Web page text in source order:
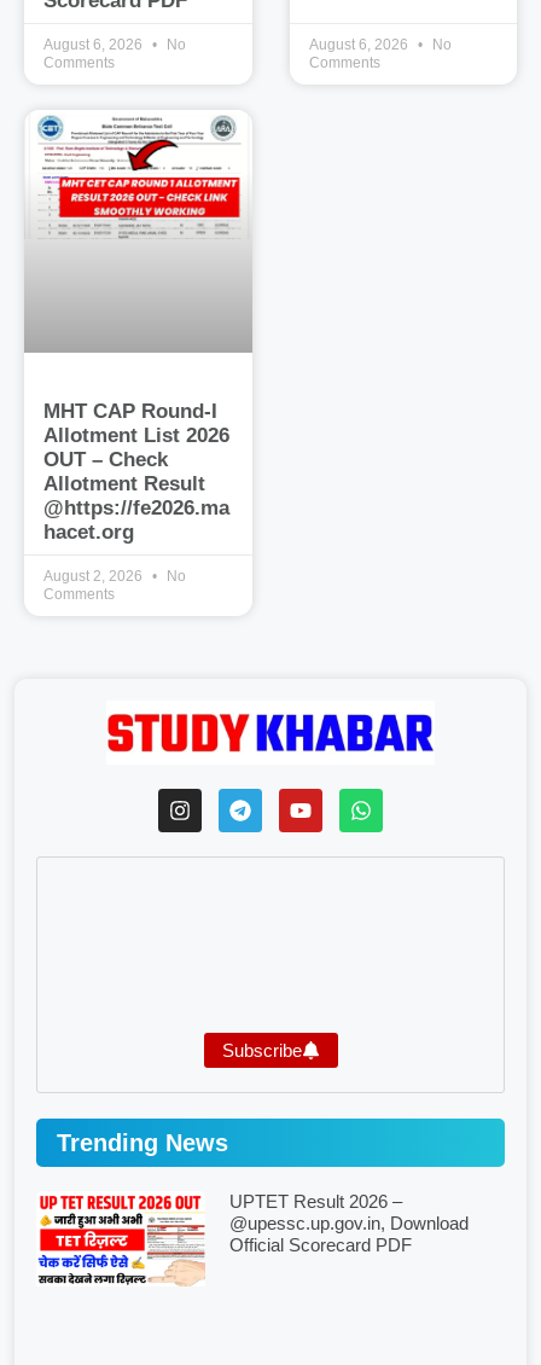
August 6, 2026
No
Comments
August 6, 2026
No
Comments
MHT CAP Round-I
Allotment List 2026
OUT – Check
Allotment Result
@https://fe2026.ma
hacet.org
August 2, 2026
No
Comments
Subscribe
Trending News
UPTET Result 2026 –
@upessc.up.gov.in, Download
Official Scorecard PDF